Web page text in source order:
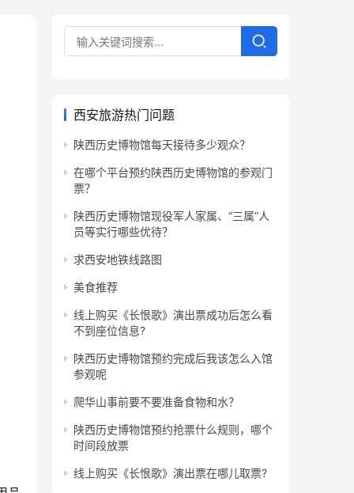
西安旅游热门问题
陕西历史博物馆每天接待多少观众？
在哪个平台预约陕西历史博物馆的参观门
票？
陕西历史博物馆现役军人家属、“三属”人
员等实行哪些优待？
求西安地铁线路图
美食推荐
线上购买《长恨歌》演出票成功后怎么看
不到座位信息?
陕西历史博物馆预约完成后我该怎么入馆
参观呢
爬华山事前要不要准备食物和水？
陕西历史博物馆预约抢票什么规则，哪个
时间段放票
线上购买《长恨歌》演出票在哪儿取票?